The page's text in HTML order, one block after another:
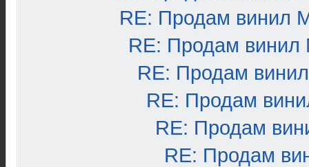
RE: Продам винил
RE: Продам винил
RE: Продам
RE: Продам
RE: Продам
RE: Продам